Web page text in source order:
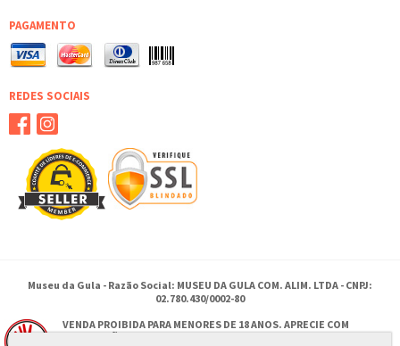
PAGAMENTO
REDES SOCIAIS
Museu da Gula - Razão Social: MUSEU DA GULA COM. ALIM. LTDA - CNPJ:
02.780.430/0002-80
VENDA PROIBIDA PARA MENORES DE 18 ANOS. APRECIE COM
MODERAÇÃO.